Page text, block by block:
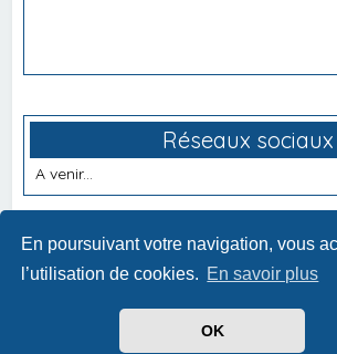
En poursuivant votre navigation, vous
l’utilisation de cookies. En savoir plus
OK
Réseaux sociaux
A venir...
Partenaires